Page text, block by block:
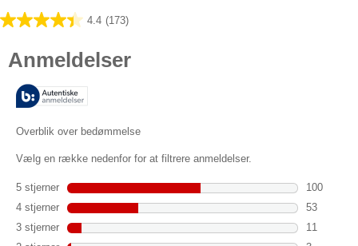
4.4 (173)
4.4
af
stjerner.
173